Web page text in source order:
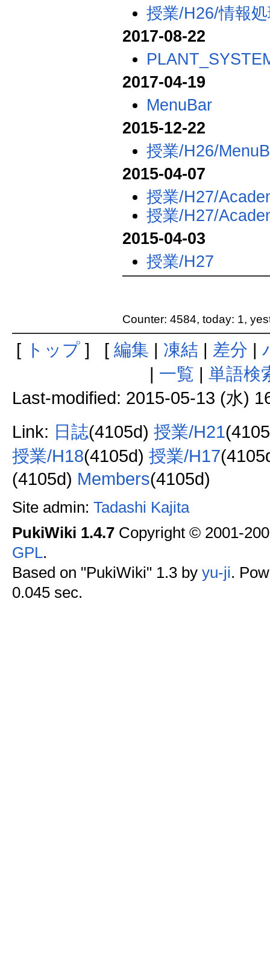
授業/H26/情報
2017-08-22
2017-04-19
MenuBar
2015-12-22
授業/H26/
2015-04-07
授業/H27/
授業/H27/
2015-04-03
授業/H27
Counter: 4584, today: 1,
[ トップ] [ 編集 | 凍結 | 差分 |
| 一覧 | 単語検
Last-modified: 2015-05-13 (水)
Link: 日誌(4105d) 授業/H21
授業/H18(4105d) 授業/H17
(4105d) Members(4105d)
Site admin: Tadashi Kajita
PukiWiki 1.4.7Copyright © 2001-
GPL .
Based on "PukiWiki" 1.3 by yu-ji.
0.045 sec.